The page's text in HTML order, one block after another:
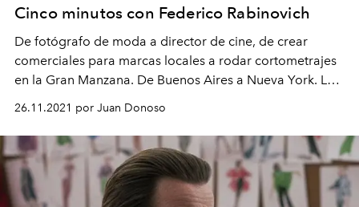
Cinco minutos con Federico Rabinovich
De fotógrafo de moda a director de cine, de crear
comerciales para marcas locales a rodar cortometrajes
en la Gran Manzana. De Buenos Aires a Nueva York. La
argentino no es ninguna excepción.
26.11.2021 por Juan Donoso